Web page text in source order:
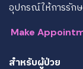
อุปกรณ์ให้การรักษ
Make
สำหรับผู้ป่วย